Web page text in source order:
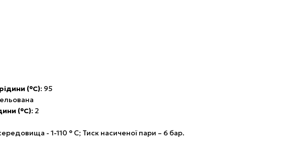
(°C): 95
(°C): 2
- 1-110 ° С; Тиск насиченої пари – 6 бар.